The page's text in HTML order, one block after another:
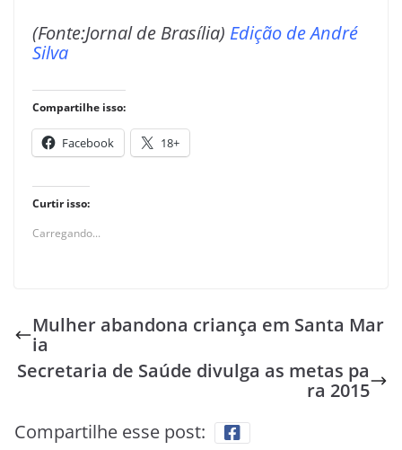
(Fonte:Jornal de Brasília) Edição de André
Silva
Compartilhe isso:
Facebook 18+
Curtir isso:
Carregando...
Mulher abandona criança em Santa Mar
ia
Secretaria de Saúde divulga as metas pa
ra 2015
Compartilhe esse post: